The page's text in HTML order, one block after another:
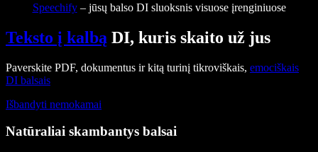
Speechify– jūsų balso DI sluoksnis visuose įrenginiuose
Teksto į kalbą DI, kuris skaito už jus
Paverskite PDF, dokumentus ir kitą turinį tikroviškais, emociškais
DI balsais
Išbandyti nemokamai
Natūraliai skambantys balsai